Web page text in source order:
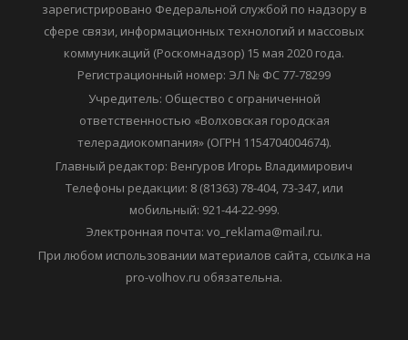
зарегистрировано Федеральной службой по надзору в
сфере связи, информационных технологий и массовых
коммуникаций (Роскомнадзор) 15 мая 2020 года.
Регистрационный номер: ЭЛ № ФС 77-78299
Учредитель: Общество с ограниченной
ответственностью «Волховская городская
телерадиокомпания» (ОГРН 1154704004674).
Главный редактор: Венгуров Игорь Владимирович
Телефоны редакции: 8 (81363) 78-404, 73-347, или
мобильный: 921-44-22-999.
Электронная почта: vo_reklama@mail.ru.
При любом использовании материалов сайта, ссылка на
pro-volhov.ru обязательна.